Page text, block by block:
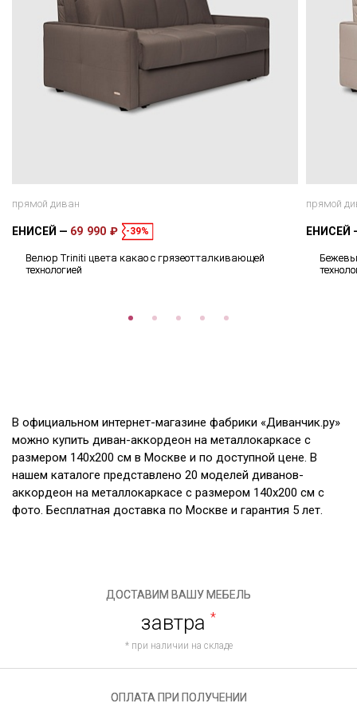
прямой диван
ЕНИСЕЙ 69 990 ₽ -39%
Велюр Triniti цвета какао с грязеотталкивающей
технологией
прямой
ЕНИСЕЙ
В официальном интернет-магазине фабрики «Диванчик.ру»
можно купить диван-аккордеон на металлокаркасе с
размером 140х200 см в Москве и по доступной цене. В
нашем каталоге представлено 20 моделей диванов-
аккордеон на металлокаркасе с размером 140х200 см с
фото. Бесплатная доставка по Москве и гарантия 5 лет.
ДОСТАВИМ ВАШУ МЕБЕЛЬ
завтра *
* при наличии на складе
ОПЛАТА ПРИ ПОЛУЧЕНИИ